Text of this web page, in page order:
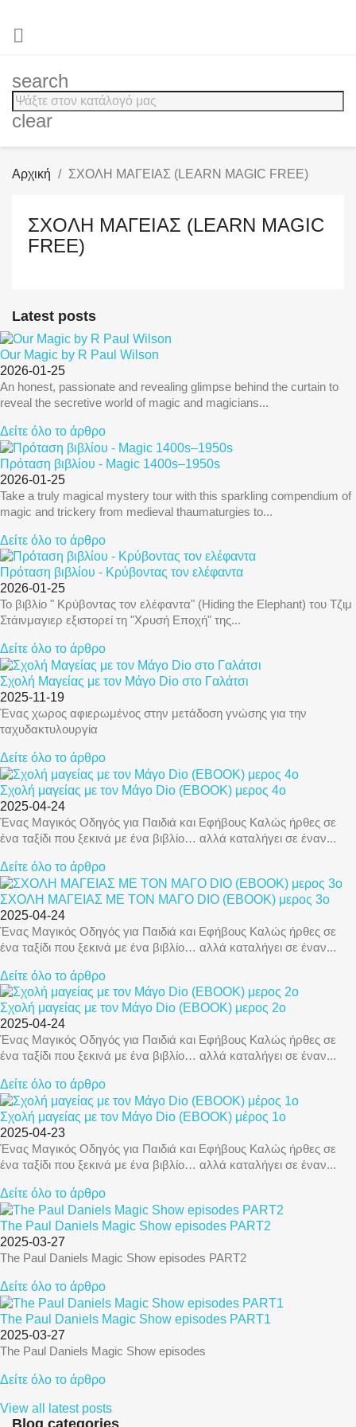

search
clear
Αρχική ΣΧΟΛΗ ΜΑΓΕΙΑΣ (LEARN MAGIC FREE)
ΣΧΟΛΗ ΜΑΓΕΙΑΣ (LEARN MAGIC
FREE)
Latest posts
Our Magic by R Paul Wilson
2026-01-25
An honest, passionate and revealing glimpse behind the curtain to
reveal the secretive world of magic and magicians...
Δείτε όλο το άρθρο
Πρόταση βιβλίου - Magic 1400s–1950s
2026-01-25
Take a truly magical mystery tour with this sparkling compendium of
magic and trickery from medieval thaumaturgies to...
Δείτε όλο το άρθρο
Πρόταση βιβλίου - Κρύβοντας τον ελέφαντα
2026-01-25
Το βιβλίο " Κρύβοντας τον ελέφαντα" (Hiding the Elephant) του Τζιμ
Στάινμαγιερ εξιστορεί τη "Χρυσή Εποχή" της...
Δείτε όλο το άρθρο
Σχολή Μαγείας με τον Μάγο Dio στο Γαλάτσι
2025-11-19
Ένας χωρος αφιερωμένος στην μετάδοση γνώσης για την
ταχυδακτυλουργία
Δείτε όλο το άρθρο
Σχολή μαγείας με τον Μάγο Dio (EBOOK) μερος 4ο
2025-04-24
Ένας Μαγικός Οδηγός για Παιδιά και Εφήβους Καλώς ήρθες σε
ένα ταξίδι που ξεκινά με ένα βιβλίο… αλλά καταλήγει σε έναν...
Δείτε όλο το άρθρο
ΣΧΟΛΗ ΜΑΓΕΙΑΣ ΜΕ ΤΟΝ ΜΑΓΟ DIO (EBOOK) μερος 3ο
2025-04-24
Ένας Μαγικός Οδηγός για Παιδιά και Εφήβους Καλώς ήρθες σε
ένα ταξίδι που ξεκινά με ένα βιβλίο… αλλά καταλήγει σε έναν...
Δείτε όλο το άρθρο
Σχολή μαγείας με τον Μάγο Dio (EBOOK) μερος 2ο
2025-04-24
Ένας Μαγικός Οδηγός για Παιδιά και Εφήβους Καλώς ήρθες σε
ένα ταξίδι που ξεκινά με ένα βιβλίο… αλλά καταλήγει σε έναν...
Δείτε όλο το άρθρο
Σχολή μαγείας με τον Μάγο Dio (EBOOK) μέρος 1ο
2025-04-23
Ένας Μαγικός Οδηγός για Παιδιά και Εφήβους Καλώς ήρθες σε
ένα ταξίδι που ξεκινά με ένα βιβλίο… αλλά καταλήγει σε έναν...
Δείτε όλο το άρθρο
The Paul Daniels Magic Show episodes PART2
2025-03-27
The Paul Daniels Magic Show episodes PART2
Δείτε όλο το άρθρο
The Paul Daniels Magic Show episodes PART1
2025-03-27
The Paul Daniels Magic Show episodes
Δείτε όλο το άρθρο
View all latest posts
Blog categories